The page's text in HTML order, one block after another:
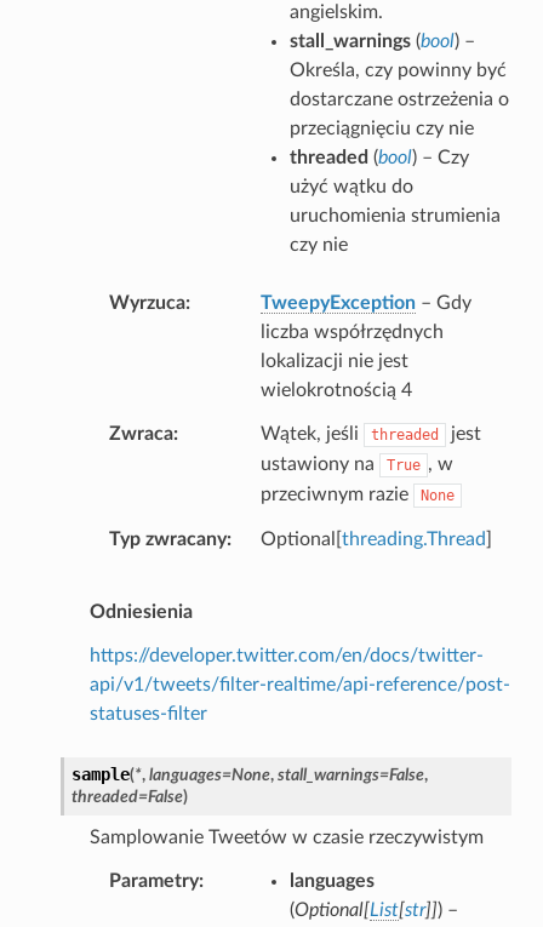
angielskim.
stall_warnings(bool) –
Określa, czy powinny być
dostarczane ostrzeżenia o
przeciągnięciu czy nie
threaded (bool) – Czy
użyć wątku do
uruchomienia strumienia
czy nie
Wyrzuca TweepyException– Gdy
liczba współrzędnych
lokalizacji nie jest
wielokrotnością 4
Zwraca Wątek, jeśli threaded
jest
ustawiony na
True , w
przeciwnym razie
None
Typ zwracany Optional[ threading.Thread
Odniesienia
https://developer.twitter.com/en/docs/twitter-
api/v1/tweets/filter-realtime/api-reference/post-
statuses-filter
sample(*, languages=None, stall_warnings=False,
threaded=False)
Samplowanie Tweetów w czasie rzeczywistym
Parametry
languages
(Optional[List[str]]) –